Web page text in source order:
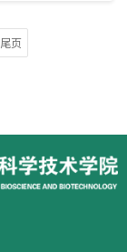
尾页